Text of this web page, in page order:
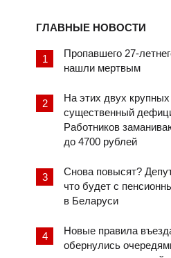
ГЛАВНЫЕ НОВОСТИ
Пропавшего 27-
нашли мертвым
На этих двух
существенный
Работников
до 4700 рублей
Снова повысят?
что будет с
в Беларуси
Новые правила
обернулись